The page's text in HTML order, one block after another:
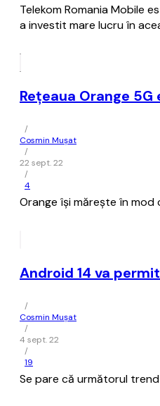
Telekom Romania Mobile
a investit mare lucru în
Reţeaua Orange
/
Cosmin Mușat
/
22 sept. 22
/
4
Orange îşi măreşte în
Android 14 va
/
Cosmin Mușat
/
4 sept. 22
/
19
Se pare că următorul